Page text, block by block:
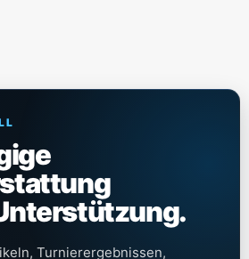
Turnierergebnissen,